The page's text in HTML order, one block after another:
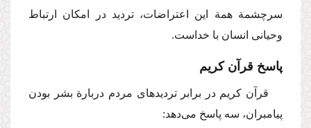
سرچشمة همة این اعتراضات، تردید در امكان ارتباط
وحیانی انسان با خداست.
پاسخ قرآن كریم
قرآن كریم در برابر تردیدهای مردم دربارة بشر بودن
پیامبران، سه پاسخ می‌دهد: